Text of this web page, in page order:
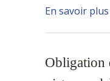
En savoir plus
Obligation